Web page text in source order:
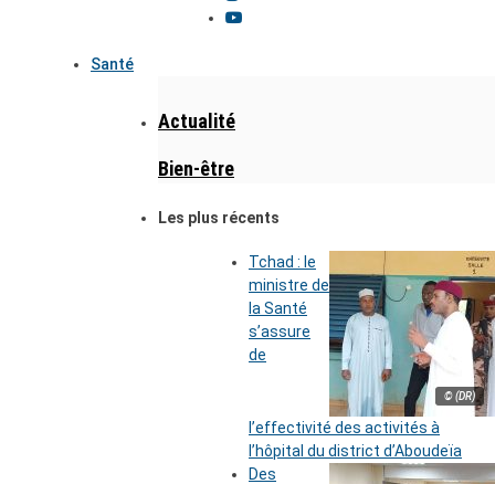
Santé
Actualité
Bien-être
Les plus récents
© (DR)
Tchad : le
ministre de
la Santé
s’assure
de
l’effectivité des activités à
l’hôpital du district d’Aboudeïa
Des